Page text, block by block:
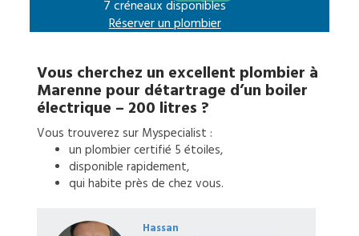
7 créneaux disponibles
Réserver un plombier
Vous cherchez un excellent plombier à
Marenne pour détartrage d’un boiler
électrique – 200 litres ?
Vous trouverez sur Myspecialist :
un plombiercertifié 5 étoiles,
disponible rapidement,
qui habite près de chez vous.
Hassan